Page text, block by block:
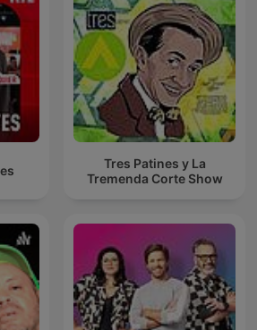
Tres Patines y La
Tremenda Corte Show